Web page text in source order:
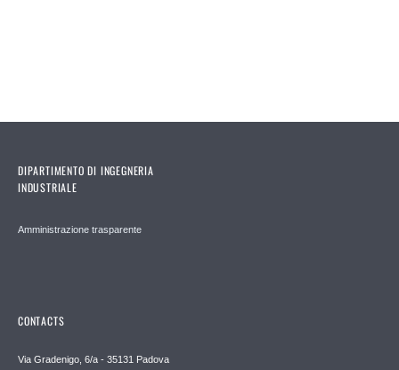
DIPARTIMENTO DI INGEGNERIA
INDUSTRIALE
Amministrazione trasparente
CONTACTS
Via Gradenigo, 6/a - 35131 Padova